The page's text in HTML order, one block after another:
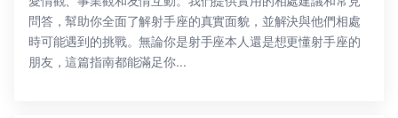
問答，幫助你全面了解射手座的真實面貌，並解決與他們相處
時可能遇到的挑戰。無論你是射手座本人還是想更懂射手座的
朋友，這篇指南都能滿足你...